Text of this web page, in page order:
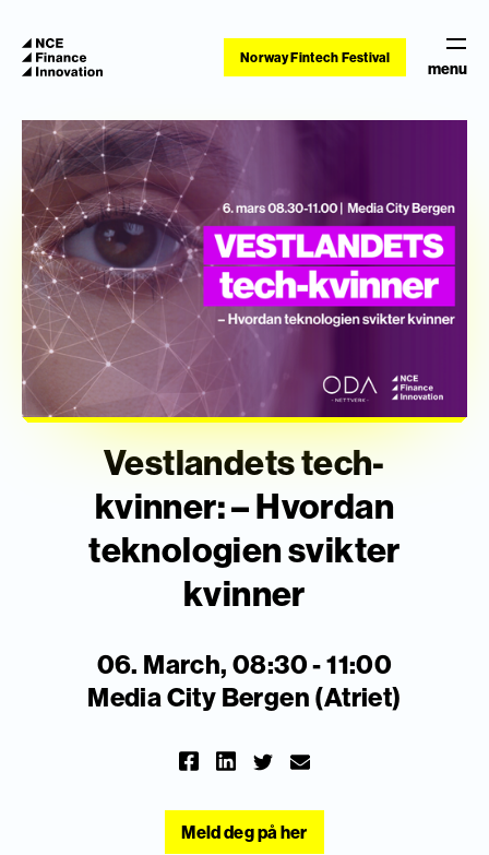
Norway Fintech Festival
menu
Vestlandets tech-
kvinner: – Hvordan
teknologien svikter
kvinner
06. March, 08:30 - 11:00
Media City Bergen (Atriet)
Meld deg på her